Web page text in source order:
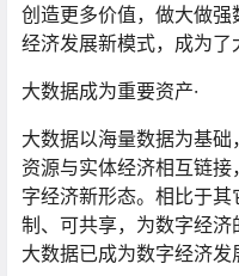
创造更多价值，做大做
经济发展新模式，成为了
大数据成为重要资产·
大数据以海量数据为基
资源与实体经济相互链
字经济新形态。相比于
制、可共享，为数字经济
大数据已成为数字经济发